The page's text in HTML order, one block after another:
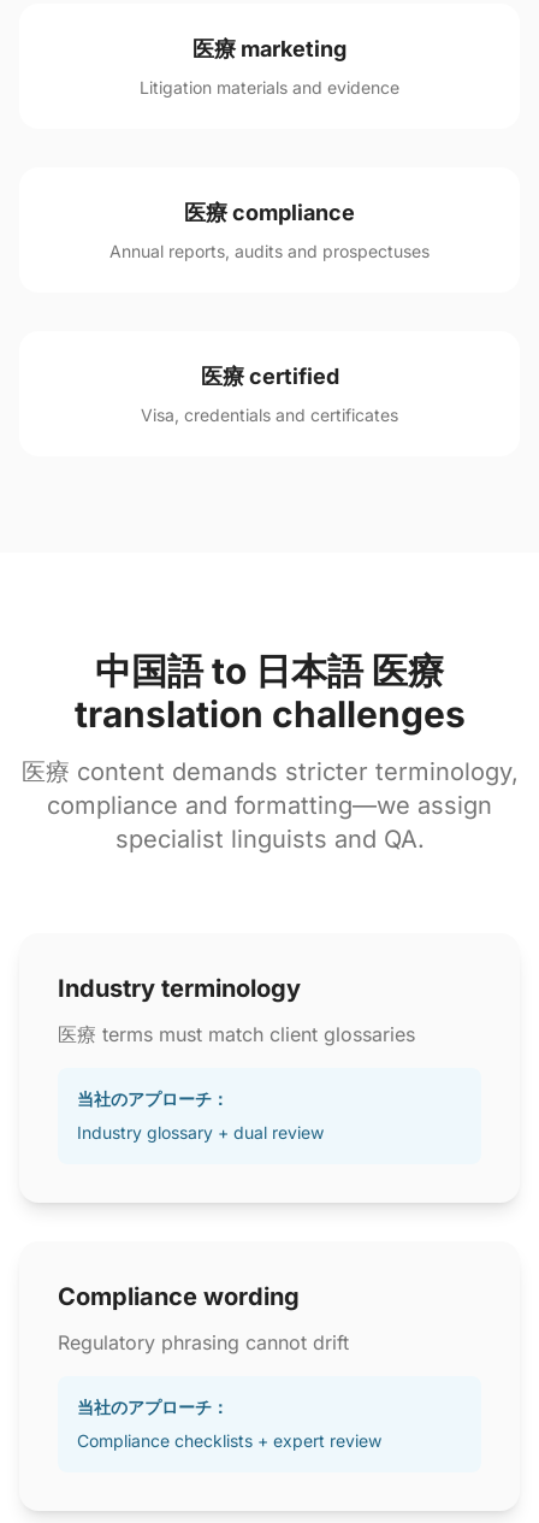
医療 marketing
Litigation materials and evidence
医療 compliance
Annual reports, audits and prospectuses
医療 certified
Visa, credentials and certificates
中国語 to 日本語 医療
translation challenges
医療 content demands stricter terminology,
compliance and formatting—we assign
specialist linguists and QA.
Industry terminology
医療 terms must match client glossaries
当社のアプローチ：
Industry glossary + dual review
Compliance wording
Regulatory phrasing cannot drift
当社のアプローチ：
Compliance checklists + expert review